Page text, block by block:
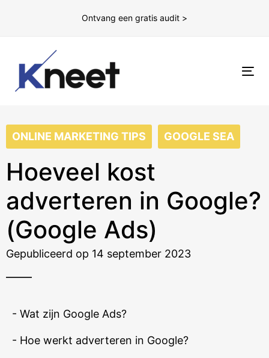
Ontvang een gratis audit >
ONLINE MARKETING TIPS GOOGLE SEA
Hoeveel kost
adverteren in Google?
(Google Ads)
Gepubliceerd op 14 september 2023
- Wat zijn Google Ads?
- Hoe werkt adverteren in Google?